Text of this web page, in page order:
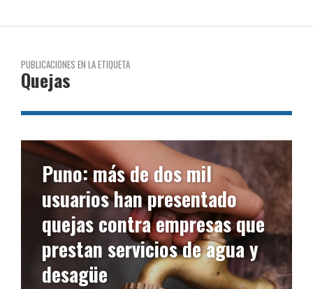
PUBLICACIONES EN LA ETIQUETA
Quejas
Puno: más de dos mil
usuarios han presentado
quejas contra empresas que
prestan servicios de agua y
desagüe